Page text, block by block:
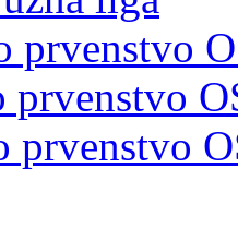
prvenstvo
prvenstvo
prvenstvo